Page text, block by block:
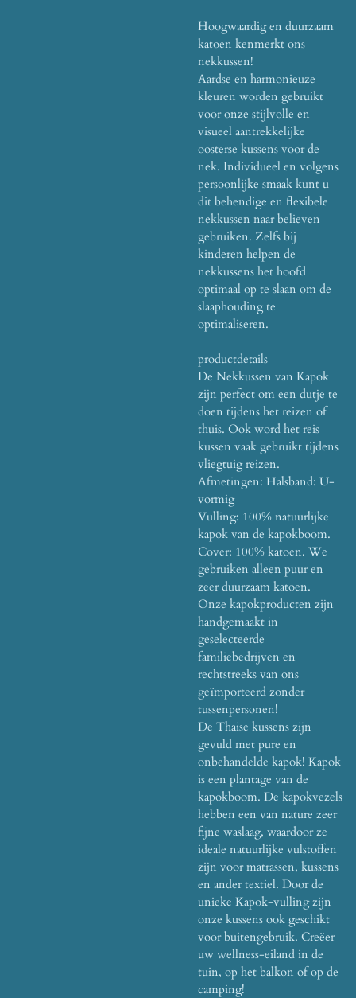
Hoogwaardig en duurzaam
katoen kenmerkt ons
nekkussen!
Aardse en harmonieuze
kleuren worden gebruikt
voor onze stijlvolle en
visueel aantrekkelijke
oosterse kussens voor de
nek. Individueel en volgens
persoonlijke smaak kunt u
dit behendige en flexibele
nekkussen naar believen
gebruiken. Zelfs bij
kinderen helpen de
nekkussens het hoofd
optimaal op te slaan om de
slaaphouding te
optimaliseren.
productdetails
De Nekkussen van Kapok
zijn perfect om een dutje te
doen tijdens het reizen of
thuis. Ook word het reis
kussen vaak gebruikt tijdens
vliegtuig reizen.
Afmetingen: Halsband: U-
vormig
Vulling: 100% natuurlijke
kapok van de kapokboom.
Cover: 100% katoen. We
gebruiken alleen puur en
zeer duurzaam katoen.
Onze kapokproducten zijn
handgemaakt in
geselecteerde
familiebedrijven en
rechtstreeks van ons
geïmporteerd zonder
tussenpersonen!
De Thaise kussens zijn
gevuld met pure en
onbehandelde kapok! Kapok
is een plantage van de
kapokboom. De kapokvezels
hebben een van nature zeer
fijne waslaag, waardoor ze
ideale natuurlijke vulstoffen
zijn voor matrassen, kussens
en ander textiel. Door de
unieke Kapok-vulling zijn
onze kussens ook geschikt
voor buitengebruik. Creëer
uw wellness-eiland in de
tuin, op het balkon of op de
camping!